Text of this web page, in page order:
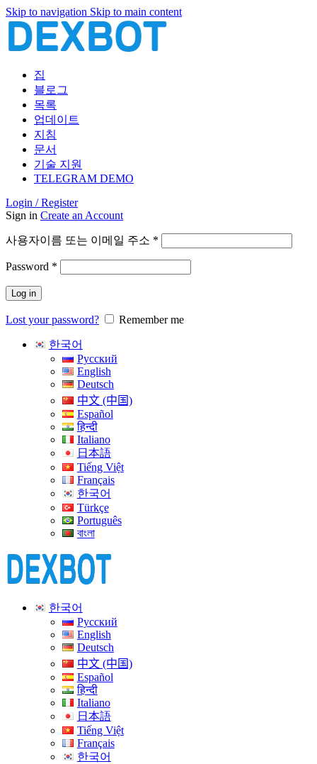
Skip to navigation Skip to main content
집
블로그
목록
업데이트
지침
문서
기술 지원
TELEGRAM DEMO
Login / Register
Sign in Create an Account
사용자이름 또는 이메일 주소 *
Password *
Log in
Lost your password? Remember me
한국어
Русский
English
Deutsch
中文 (中国)
Español
हिन्दी
Italiano
日本語
Tiếng Việt
Français
한국어
Türkçe
Português
বাংলা
한국어
Русский
English
Deutsch
中文 (中国)
Español
हिन्दी
Italiano
日本語
Tiếng Việt
Français
한국어